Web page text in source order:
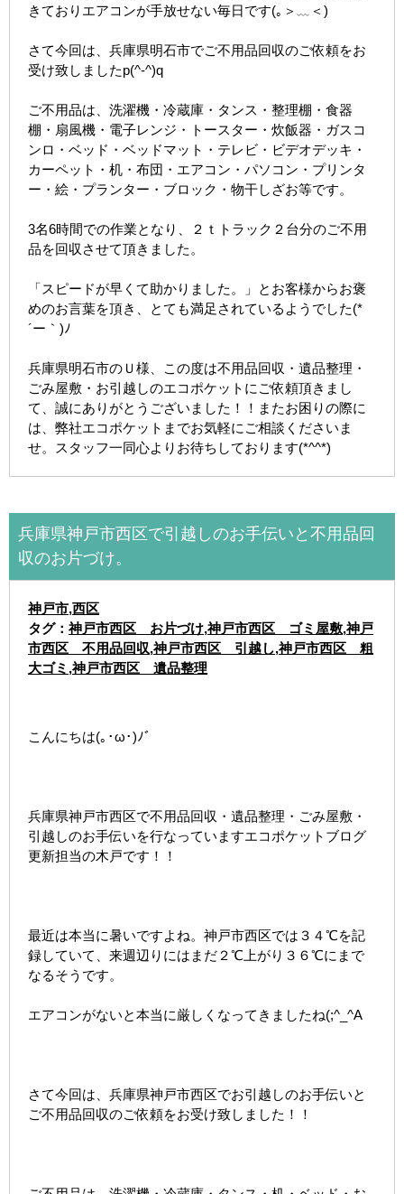
きておりエアコンが手放せない毎日です(｡＞﹏＜)
さて今回は、兵庫県明石市でご不用品回収のご依頼をお
受け致しましたp(^-^)q
ご不用品は、洗濯機・冷蔵庫・タンス・整理棚・食器
棚・扇風機・電子レンジ・トースター・炊飯器・ガスコ
ンロ・ベッド・ベッドマット・テレビ・ビデオデッキ・
カーペット・机・布団・エアコン・パソコン・プリンタ
ー・絵・プランター・ブロック・物干しざお等です。
3名6時間での作業となり、２ｔトラック２台分のご不用
品を回収させて頂きました。
「スピードが早くて助かりました。」とお客様からお褒
めのお言葉を頂き、とても満足されているようでした(*
´ー｀)ﾉ
兵庫県明石市のＵ様、この度は不用品回収・遺品整理・
ごみ屋敷・お引越しのエコポケットにご依頼頂きまし
て、誠にありがとうございました！！またお困りの際に
は、弊社エコポケットまでお気軽にご相談くださいま
せ。スタッフ一同心よりお待ちしております(*^^*)
兵庫県神戸市西区で引越しのお手伝いと不用品回
収のお片づけ。
神戸市,西区
タグ： 神戸市西区 お片づけ,神戸市西区 ゴミ屋敷,神戸
市西区 不用品回収,神戸市西区 引越し,神戸市西区 粗
大ゴミ ,神戸市西区 遺品整理
こんにちは(｡･ω･)ﾉﾞ
兵庫県神戸市西区で不用品回収・遺品整理・ごみ屋敷・
引越しのお手伝いを行なっていますエコポケットブログ
更新担当の木戸です！！
最近は本当に暑いですよね。神戸市西区では３４℃を記
録していて、来週辺りにはまだ２℃上がり３６℃にまで
なるそうです。
エアコンがないと本当に厳しくなってきましたね(;^_^A
さて今回は、兵庫県神戸市西区でお引越しのお手伝いと
ご不用品回収のご依頼をお受け致しました！！